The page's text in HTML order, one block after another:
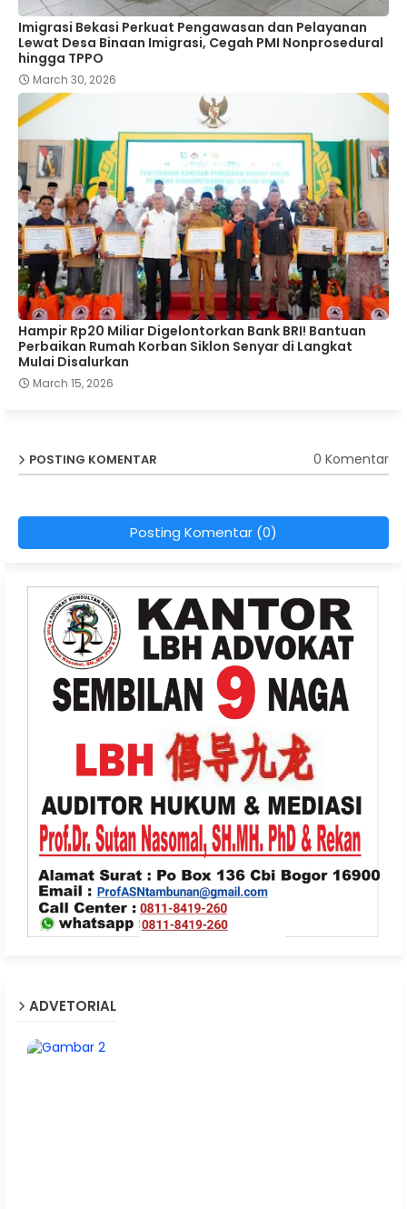
Imigrasi Bekasi Perkuat Pengawasan dan Pelayanan
Lewat Desa Binaan Imigrasi, Cegah PMI Nonprosedural
hingga TPPO
March 30, 2026
Hampir Rp20 Miliar Digelontorkan Bank BRI! Bantuan
Perbaikan Rumah Korban Siklon Senyar di Langkat
Mulai Disalurkan
March 15, 2026
POSTING KOMENTAR 0 Komentar
Posting Komentar (0)
ADVETORIAL